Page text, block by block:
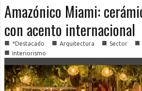
Amazónico Miami:
con acento internacional
■ *Destacado ■ Arquitectura ■ Sector ■
■ Interiorismo